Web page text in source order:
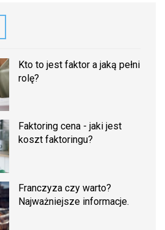
Kto to jest faktor a jaką pełni
rolę?
Faktoring cena - jaki jest
koszt faktoringu?
Franczyza czy warto?
Najważniejsze informacje.